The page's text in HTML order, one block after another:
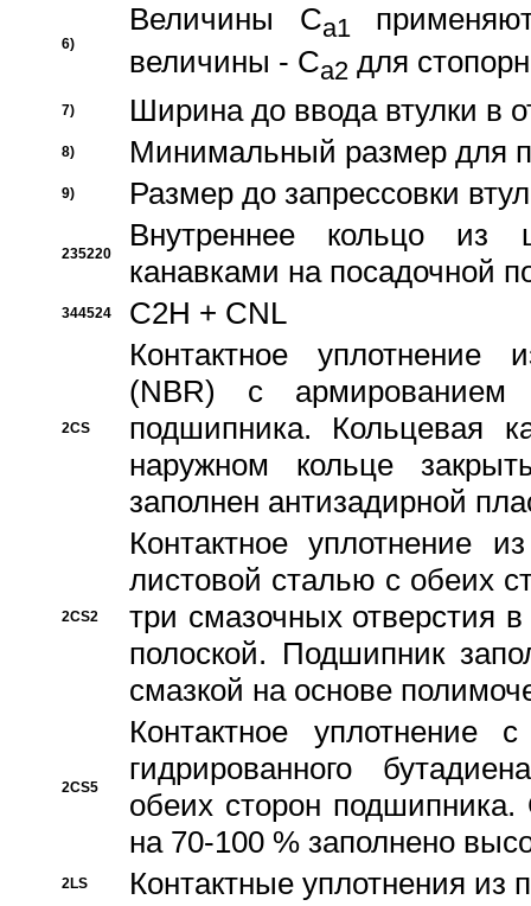
6)
Величины Ca1
величины - Ca2 для
7) Ширина до ввода втулки в
8) Минимальный размер для
9) Размер до запрессовки
235220
Внутреннее кольцо из
канавками на посадочной
344524 C2H + CNL
2CS
Контактное уплотнение
(NBR) с
подшипника. Кольцевая
наружном кольце
заполнен антизадирной
2CS2
Контактное уплотнение
листовой сталью с обеих
три смазочных отверстия
полоской. Подшипник
смазкой на основе
2CS5
Контактное уплотнение
гидрированного
обеих сторон
на 70-100 % заполнено
2LS Контактные уплотнения из